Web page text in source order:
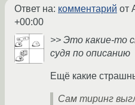
Ответ на: комментарий от
+00:00
>> Это какие-то
судя по описанию
Ещё какие
Сам тиринг